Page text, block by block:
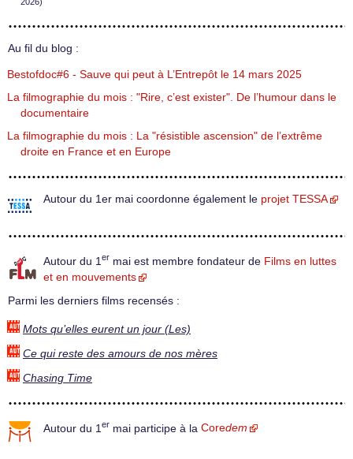
Au fil du blog :
Bestofdoc#6 - Sauve qui peut à L’Entrepôt le 14 mars 2025
La filmographie du mois : "Rire, c’est exister". De l’humour dans le
documentaire
La filmographie du mois : La "résistible ascension" de l’extrême
droite en France et en Europe
Autour du 1er mai coordonne également le projet TESSA
Autour du 1 er mai est membre fondateur de Films en luttes
et en mouvements
Parmi les derniers films recensés :
Mots qu’elles eurent un jour (Les)
Ce qui reste des amours de nos mères
Chasing Time
Autour du 1 er mai participe à la Coredem